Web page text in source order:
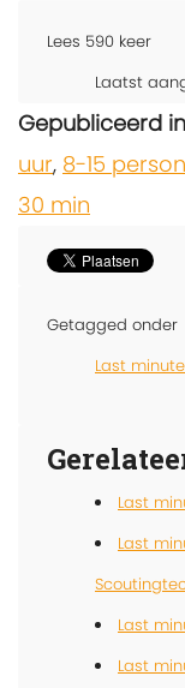
Lees 590 keer
Laatst
Gepubliceerd in
uur, 8-15
30 min
Getagged onder
Last
Last
Last
Last
Last